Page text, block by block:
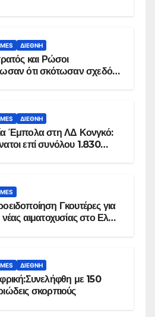
ΔΙΕΘΝΉ
και Ρώσοι
ότι σκότωσαν σχεδόν
ΔΙΕΘΝΉ
Έμπολα στη ΛΔ Κονγκό:
επί συνόλου 1.830
Γκουτέρες για
νέας αιματοχυσίας στο Ελ
ΔΙΕΘΝΉ
με 150
σκορπιούς